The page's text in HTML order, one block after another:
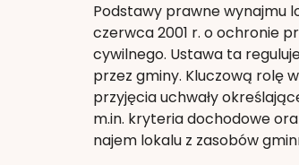
Podstawy prawne wynajmu
czerwca 2001 r. o ochronie
cywilnego. Ustawa ta
przez gminy. Kluczową rolę
przyjęcia uchwały
m.in. kryteria dochodowe
najem lokalu z zasobów